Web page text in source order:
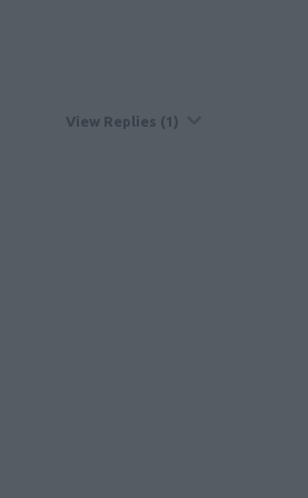
View Replies (1)